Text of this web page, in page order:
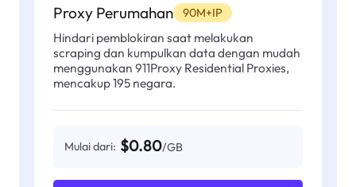
Proxy Perumahan 90M+IP
Hindari pemblokiran saat melakukan
scraping dan kumpulkan data dengan mudah
menggunakan 911Proxy Residential Proxies,
mencakup 195 negara.
Mulai dari: $0.80/GB